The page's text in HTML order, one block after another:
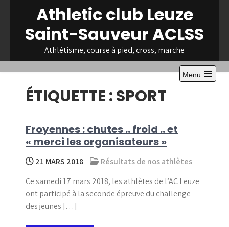
content
Athletic club Leuze
Saint-Sauveur ACLSS
Athlétisme, course à pied, cross, marche
Menu
Open
ÉTIQUETTE :SPORT
Froyennes : chutes .. froid .. et
« merci les organisateurs »
21 MARS 2018
Résultats de nos athlètes
Ce samedi 17 mars 2018, les athlètes de l’AC Leuze
ont participé à la seconde épreuve du challenge
des jeunes […]